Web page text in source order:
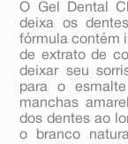
O Gel Dental
deixa os
fórmula contém
de extrato de
deixar seu
para o
manchas
dos dentes ao
o branco